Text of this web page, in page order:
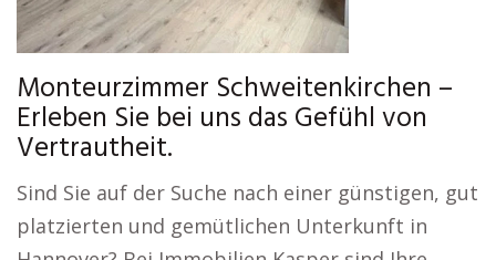
Monteurzimmer Schweitenkirchen –
Erleben Sie bei uns das Gefühl von
Vertrautheit.
Sind Sie auf der Suche nach einer günstigen, gut
platzierten und gemütlichen Unterkunft in